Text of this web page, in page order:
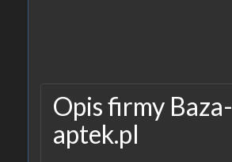
Opis firmy Baza-
aptek.pl